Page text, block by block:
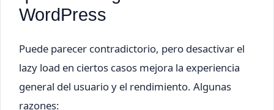
WordPress
Puede parecer contradictorio, pero desactivar el
lazy load en ciertos casos mejora la experiencia
general del usuario y el rendimiento. Algunas
razones: